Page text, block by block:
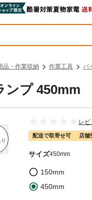
品・作業収納 作業工具 バ
ンプ 450mm
レビ
配送で取寄せ可 店舗
サイズ450mm
150mm
450mm